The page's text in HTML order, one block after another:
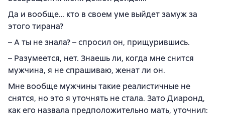
Да и вообще… кто в своем уме выйдет замуж за
этого тирана?
– А ты не знала? – спросил он, прищурившись.
– Разумеется, нет. Знаешь ли, когда мне снится
мужчина, я не спрашиваю, женат ли он.
Мне вообще мужчины такие реалистичные не
снятся, но это я уточнять не стала. Зато Диаронд,
как его назвала предположительно мать, уточнил: